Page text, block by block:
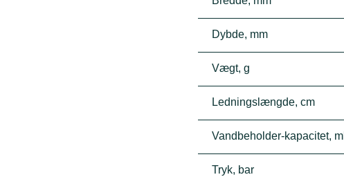
Dybde, mm
Vægt, g
Ledningslængde, cm
Vandbeholder-kapacitet, ml
Tryk, bar